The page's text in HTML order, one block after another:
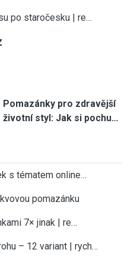
po staročesku | re…
Pomazánky pro zdravější
životní styl: Jak si pochu…
s tématem online…
pomazánku
7× jinak | re…
– 12 variant | rych…